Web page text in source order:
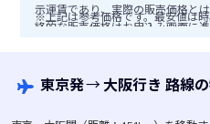
示運賃であり、実際の販売価格と
終的な販売価格はお申込み画面に
※上記は参考価格です。最安値は
東京発→大阪行き 路線